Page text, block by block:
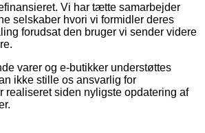
Vi har tætte samarbejder
selskaber hvori vi formidler deres
forudsat den bruger vi sender videre
varer og e-butikker understøttes
ikke stille os ansvarlig for
realiseret siden nyligste opdatering af